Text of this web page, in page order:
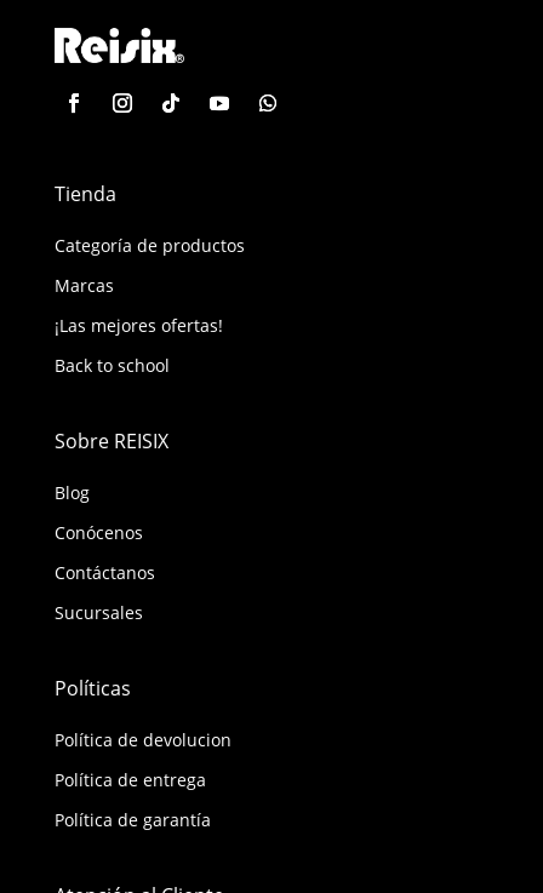
Tienda
Categoría de productos
Marcas
¡Las mejores ofertas!
Back to school
Sobre REISIX
Blog
Conócenos
Contáctanos
Sucursales
Políticas
Política de devolucion
Política de entrega
Política de garantía